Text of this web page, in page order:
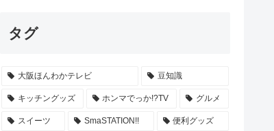
タグ
大阪ほんわかテレビ 豆知識
キッチングッズ ホンマでっか!?TV グルメ
スイーツ SmaSTATION!! 便利グッズ